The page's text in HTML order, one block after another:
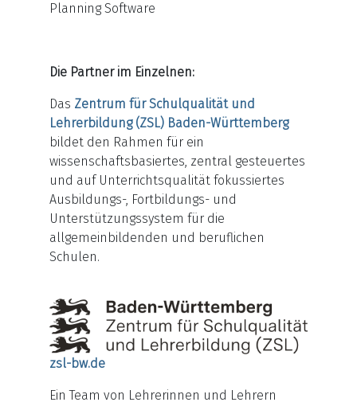
Planning Software
Die Partner im Einzelnen:
Das Zentrum für Schulqualität und
Lehrerbildung (ZSL) Baden-Württemberg
bildet den Rahmen für ein
wissenschaftsbasiertes, zentral gesteuertes
und auf Unterrichtsqualität fokussiertes
Ausbildungs-, Fortbildungs- und
Unterstützungssystem für die
allgemeinbildenden und beruflichen
Schulen.
zsl-bw.de
Ein Team von Lehrerinnen und Lehrern